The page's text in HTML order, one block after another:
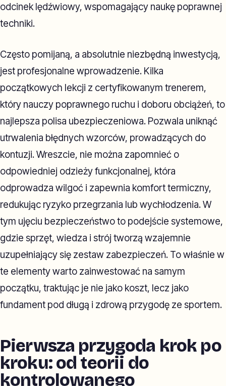
odcinek lędźwiowy, wspomagający naukę poprawnej
techniki.
Często pomijaną, a absolutnie niezbędną inwestycją,
jest profesjonalne wprowadzenie. Kilka
początkowych lekcji z certyfikowanym trenerem,
który nauczy poprawnego ruchu i doboru obciążeń, to
najlepsza polisa ubezpieczeniowa. Pozwala uniknąć
utrwalenia błędnych wzorców, prowadzących do
kontuzji. Wreszcie, nie można zapomnieć o
odpowiedniej odzieży funkcjonalnej, która
odprowadza wilgoć i zapewnia komfort termiczny,
redukując ryzyko przegrzania lub wychłodzenia. W
tym ujęciu bezpieczeństwo to podejście systemowe,
gdzie sprzęt, wiedza i strój tworzą wzajemnie
uzupełniający się zestaw zabezpieczeń. To właśnie w
te elementy warto zainwestować na samym
początku, traktując je nie jako koszt, lecz jako
fundament pod długą i zdrową przygodę ze sportem.
Pierwsza przygoda krok po
kroku: od teorii do
kontrolowanego